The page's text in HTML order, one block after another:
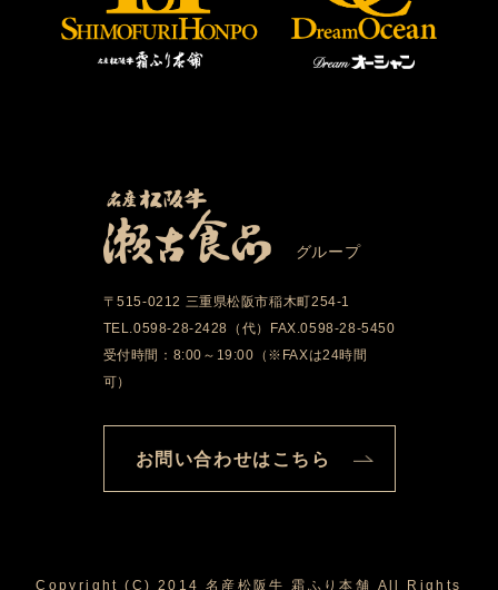
グループ
〒515-0212 三重県松阪市稲木町254-1
TEL.0598-28-2428（代）FAX.0598-28-5450
受付時間：8:00～19:00（※FAXは24時間
可）
お問い合わせはこちら
Copyright (C) 2014 名産松阪牛 霜ふり本舗 All Rights